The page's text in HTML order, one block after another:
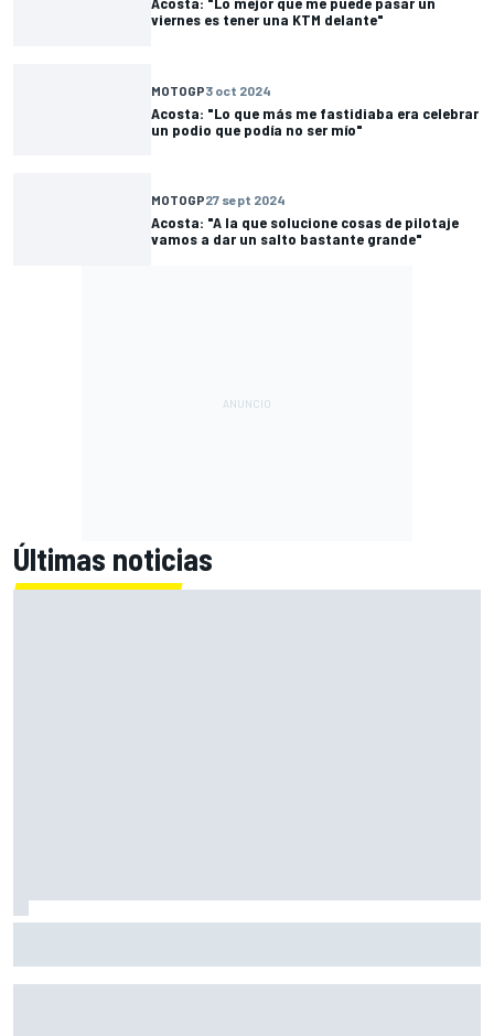
viernes es tener una KTM delante"
MOTOGP3 oct 2024
Acosta: "Lo que más me fastidiaba era celebrar
un podio que podía no ser mío"
MOTOGP27 sept 2024
Acosta: "A la que solucione cosas de pilotaje
vamos a dar un salto bastante grande"
Últimas noticias